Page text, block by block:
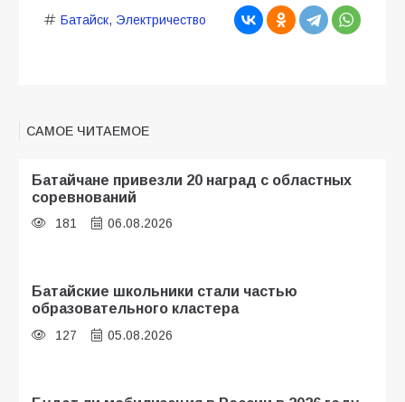
Батайск, Электричество
САМОЕ ЧИТАЕМОЕ
Батайчане привезли 20 наград с областных
соревнований
181 06.08.2026
Батайские школьники стали частью
образовательного кластера
127 05.08.2026